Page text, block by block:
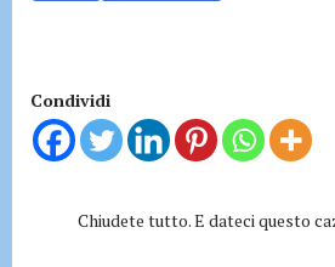
o
n
Condividi
Chiudete tutto. E dateci questo